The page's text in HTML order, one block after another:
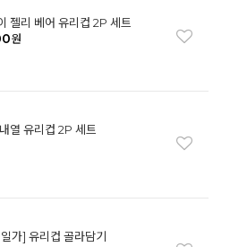
젤리 베어 유리컵 2P 세트
원
열 유리컵 2P 세트
가] 유리컵 골라담기